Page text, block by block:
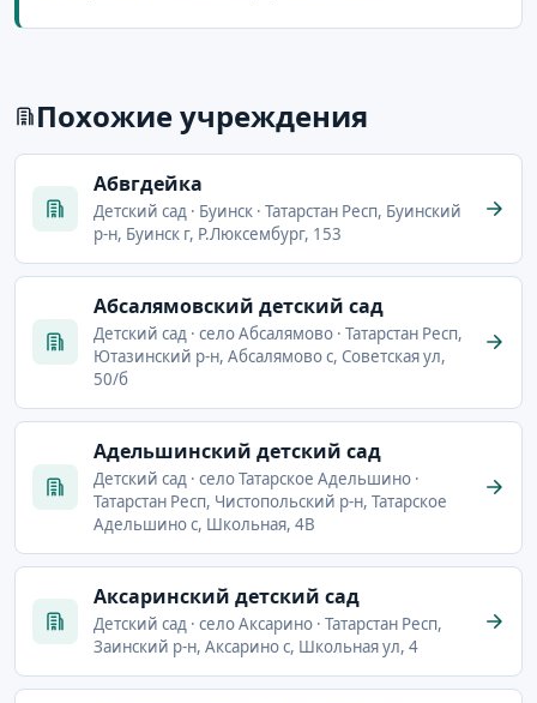
Похожие учреждения
Абвгдейка
Детский сад · Буинск · Татарстан Респ, Буинский
р-н, Буинск г, Р.Люксембург, 153
Абсалямовский детский сад
Детский сад · село Абсалямово · Татарстан Респ,
Ютазинский р-н, Абсалямово с, Советская ул,
50/б
Адельшинский детский сад
Детский сад · село Татарское Адельшино ·
Татарстан Респ, Чистопольский р-н, Татарское
Адельшино с, Школьная, 4В
Аксаринский детский сад
Детский сад · село Аксарино · Татарстан Респ,
Заинский р-н, Аксарино с, Школьная ул, 4